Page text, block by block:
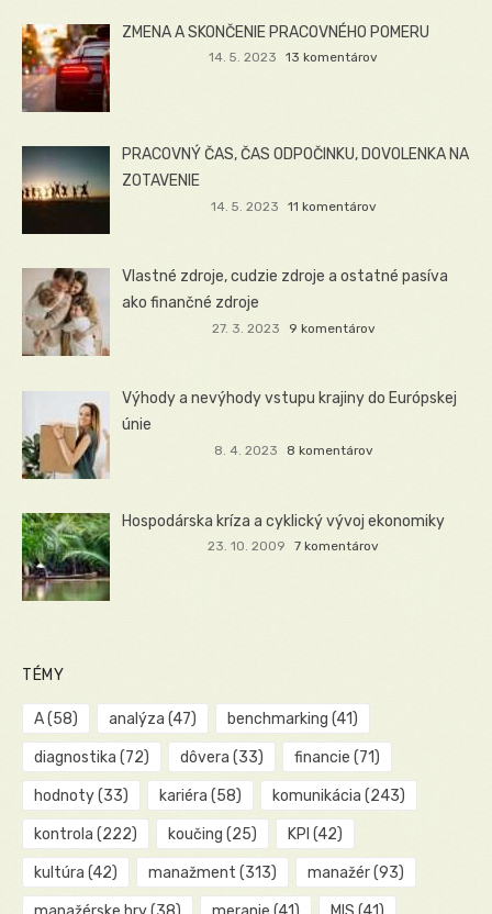
ZMENA A SKONČENIE PRACOVNÉHO POMERU
14. 5. 2023 13 komentárov
PRACOVNÝ ČAS, ČAS ODPOČINKU, DOVOLENKA NA
ZOTAVENIE
14. 5. 2023 11 komentárov
Vlastné zdroje, cudzie zdroje a ostatné pasíva
ako finančné zdroje
27. 3. 2023 9 komentárov
Výhody a nevýhody vstupu krajiny do Európskej
únie
8. 4. 2023 8 komentárov
Hospodárska kríza a cyklický vývoj ekonomiky
23. 10. 2009 7 komentárov
TÉMY
A(58) analýza (47) benchmarking (41)
diagnostika (72) dôvera (33) financie (71)
hodnoty(33) kariéra (58) komunikácia (243)
kontrola (222) koučing (25) KPI (42)
kultúra (42) manažment (313) manažér(93)